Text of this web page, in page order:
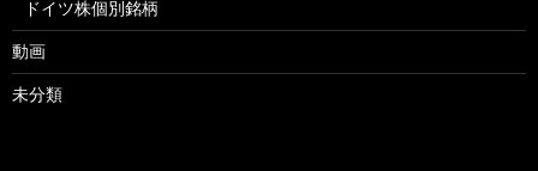
ドイツ株個別銘柄
動画
未分類